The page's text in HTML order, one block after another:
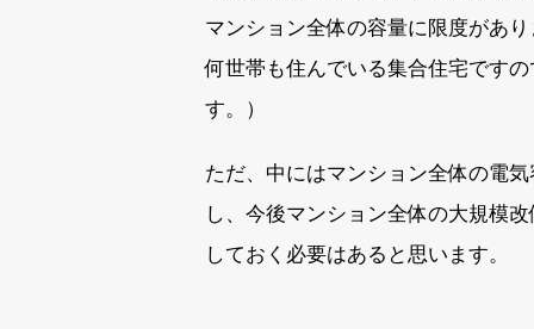
マンション全体の容量に限度があ
何世帯も住んでいる集合住宅です
す。）
ただ、中にはマンション全体の電
し、今後マンション全体の大規模
しておく必要はあると思います。